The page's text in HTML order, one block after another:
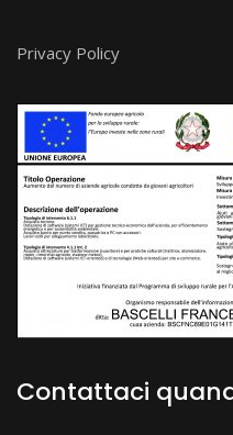
Privacy Policy
Contattaci